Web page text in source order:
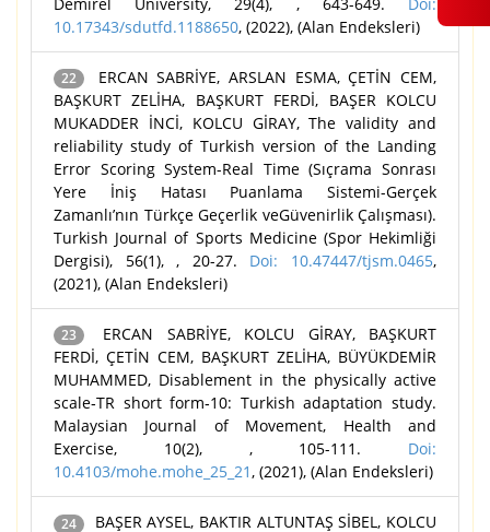
10.17343/sdutfd.1188650, (2022), (Alan Endeksleri)
22
ERCAN SABRİYE, ARSLAN ESMA, ÇETİN CEM,
BAŞKURT ZELİHA, BAŞKURT FERDİ, BAŞER KOLCU
MUKADDER İNCİ, KOLCU GİRAY, The validity and
reliability study of Turkish version of the Landing
Error Scoring System-Real Time (Sıçrama Sonrası
Yere İniş Hatası Puanlama Sistemi-Gerçek
Zamanlı’nın Türkçe Geçerlik veGüvenirlik Çalışması).
Turkish Journal of Sports Medicine (Spor Hekimliği
Dergisi), 56(1), , 20-27. Doi: 10.47447/tjsm.0465,
(2021), (Alan Endeksleri)
23
ERCAN SABRİYE, KOLCU GİRAY, BAŞKURT
FERDİ, ÇETİN CEM, BAŞKURT ZELİHA, BÜYÜKDEMİR
MUHAMMED, Disablement in the physically active
scale‑TR short form‑10: Turkish adaptation study.
Malaysian Journal of Movement, Health and
Exercise, 10(2), , 105-111. Doi:
10.4103/mohe.mohe_25_21, (2021), (Alan Endeksleri)
24
BAŞER AYSEL, BAKTIR ALTUNTAŞ SİBEL, KOLCU